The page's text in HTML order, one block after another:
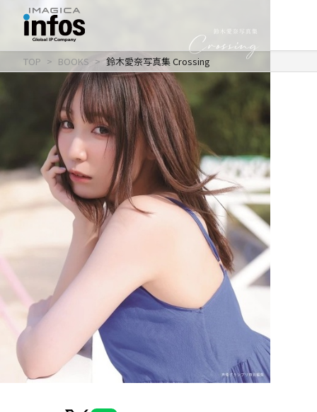
IP / MEDIA
事業紹介 TOP
出版事業
ライトアニメ事業
メディア事業
イベント事業／
配信事業
アパレル事業
COMPANY
会社情報 TOP
企業理念
会社概要
アクセス
沿革
RECRUIT
採用情報 TOP
新卒採用
中途・
アルバイト採用
よくあるご質問
ONLINE SHOP
TOP BOOKS 鈴木愛奈写真集 Crossing